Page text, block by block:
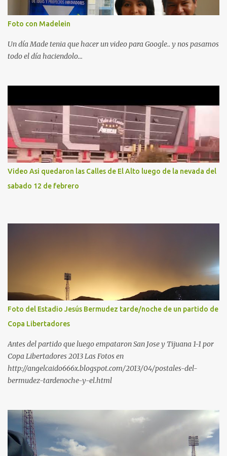
Foto con Madelein
Un día Made tenia que hacer un video para Google.. y nos pasamos
todo el día haciendolo...
Video Asi quedaron las Calles de El Alto luego de la nevada del
sabado 12 de febrero
Foto del Estadio Jesús Bermudez tarde/noche de un partido de
Copa Libertadores
Antes del partido que luego empataron San Jose y Tijuana 1-1 por
Copa Libertadores 2013 Las Fotos en
http://angelcaido666x.blogspot.com/2013/04/postales-del-
bermudez-tardenoche-y-el.html